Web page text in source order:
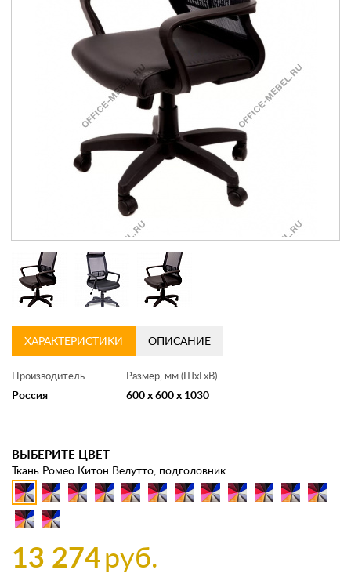
Заказать обратный звонок
ХАРАКТЕРИСТИКИ ОПИСАНИЕ
Производитель
Россия
Размер, мм (ШхГхВ)
600 x 600 x 1030
ВЫБЕРИТЕ ЦВЕТ
Ткань Ромео Китон Велутто, подголовник
13 274руб.